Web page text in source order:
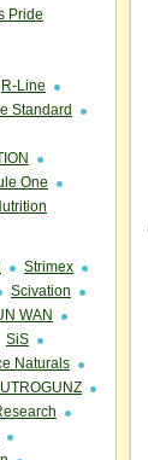
Pride
R-Line
Standard
One
Strimex
Scivation
WAN
SiS
Naturals